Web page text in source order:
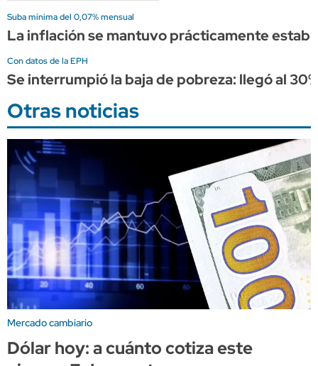
Suba mínima del 0,07% mensual
La inflación se mantuvo prácticamente
Con datos de la EPH
Se interrumpió la baja de pobreza: llegó al
Otras noticias
Mercado cambiario
Dólar hoy: a cuánto cotiza este